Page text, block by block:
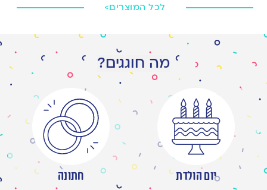
לכל המוצרים>
מה חוגגים?
יום הולדת חתונה